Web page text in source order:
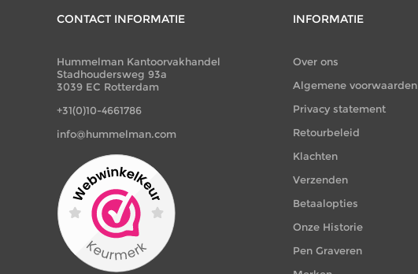
CONTACT INFORMATIE
Hummelman Kantoorvakhandel
Stadhoudersweg 93a
3039 EC Rotterdam
+31(0)10-4661786
info@hummelman.com
INFORMATIE
Over ons
Algemene voorwaarden
Privacy statement
Retourbeleid
Klachten
Verzenden
Betaalopties
Onze Historie
Pen Graveren